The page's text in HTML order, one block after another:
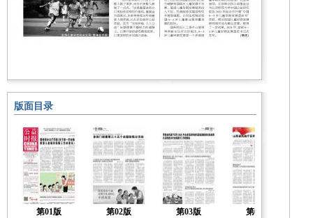
版面目录
第01版
第02版
第03版
第04版